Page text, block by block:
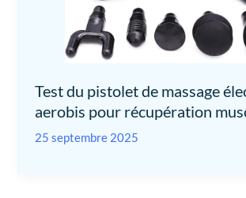
Test du pistolet de massage
aerobis pour récupération
25 septembre 2025